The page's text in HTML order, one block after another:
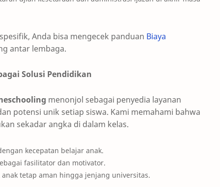
Anda bisa mengecek panduan Biaya
antar lembaga.
Solusi Pendidikan
menonjol sebagai penyedia layanan
potensi unik setiap siswa. Kami memahami bahwa
sekadar angka di dalam kelas.
kecepatan belajar anak.
fasilitator dan motivator.
tetap aman hingga jenjang universitas.